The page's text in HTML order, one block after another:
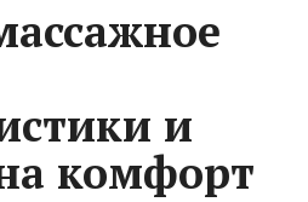
и
комфорт